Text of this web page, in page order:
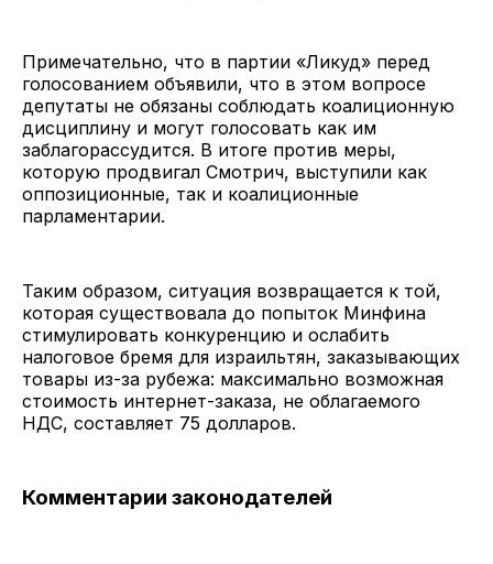
Примечательно, что в партии «Ликуд» перед
голосованием объявили, что в этом вопросе
депутаты не обязаны соблюдать коалиционную
дисциплину и могут голосовать как им
заблагорассудится. В итоге против меры,
которую продвигал Смотрич, выступили как
оппозиционные, так и коалиционные
парламентарии.
Таким образом, ситуация возвращается к той,
которая существовала до попыток Минфина
стимулировать конкуренцию и ослабить
налоговое бремя для израильтян, заказывающих
товары из-за рубежа: максимально возможная
стоимость интернет-заказа, не облагаемого
НДС, составляет 75 долларов.
Комментарии законодателей